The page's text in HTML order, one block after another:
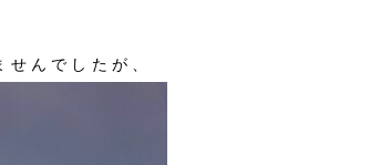
んでしたが、